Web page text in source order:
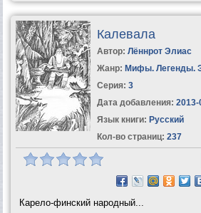
Калевала
Автор: Лённрот Элиас
Жанр: Мифы. Легенды.
Серия: 3
Дата добавления: 2013-
Язык книги: Русский
Кол-во страниц: 237
Карело-финский народный...